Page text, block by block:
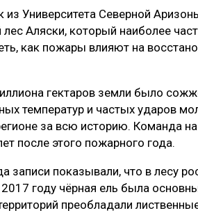
Университета Северной
Аляски, который наиболее
как пожары влияют на
гектаров земли было
температур и частых ударов
за всю историю. Команда
после этого пожарного года.
записи показывали, что в лесу
году чёрная ель была
преобладали